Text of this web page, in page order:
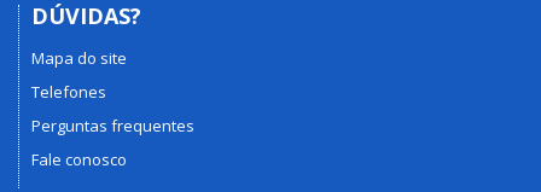
DÚVIDAS?
Mapa do site
Telefones
Perguntas frequentes
Fale conosco